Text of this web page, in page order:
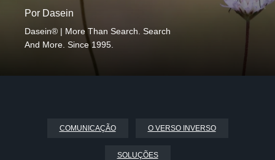
Por Dasein
Dasein® | More Than Search. Search
And More. Since 1995.
COMUNICAÇÃO O VERSO INVERSO
SOLUÇÕES